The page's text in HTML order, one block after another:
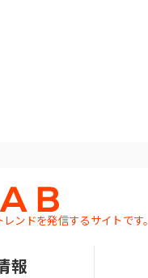
ンドを発信するサイトです。
報
のですか？